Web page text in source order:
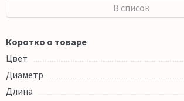
В список
Коротко о товаре
Цвет
Диаметр
Длина